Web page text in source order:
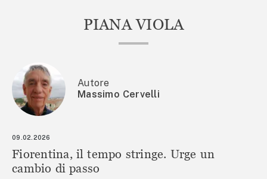
PIANA VIOLA
Autore
Massimo Cervelli
09.02.2026
Fiorentina, il tempo stringe. Urge un
cambio di passo